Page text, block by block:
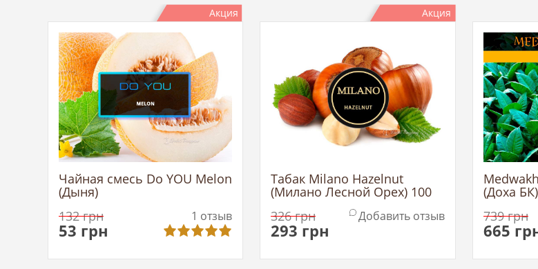
Акция
Чайная смесь Do YOU Melon
(Дыня)
132грн
53 грн
1 отзыв
Акция
Табак Milano Hazelnut
(Милано Лесной Орех) 100
326грн
293грн
Добавить отзыв
(Доха БК)
739грн
665